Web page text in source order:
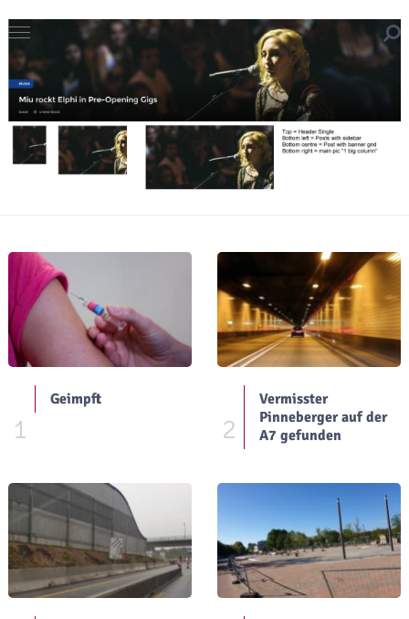
1
Geimpft
2
Vermisster
Pinneberger auf der
A7 gefunden